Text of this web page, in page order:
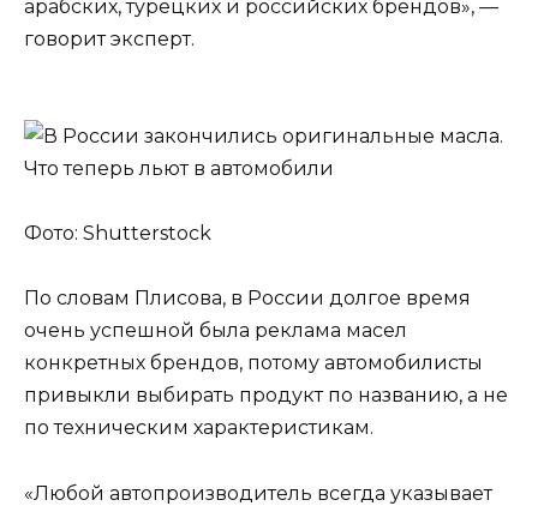
арабских, турецких и российских брендов», —
говорит эксперт.
Фото: Shutterstock
По словам Плисова, в России долгое время
очень успешной была реклама масел
конкретных брендов, потому автомобилисты
привыкли выбирать продукт по названию, а не
по техническим характеристикам.
«Любой автопроизводитель всегда указывает